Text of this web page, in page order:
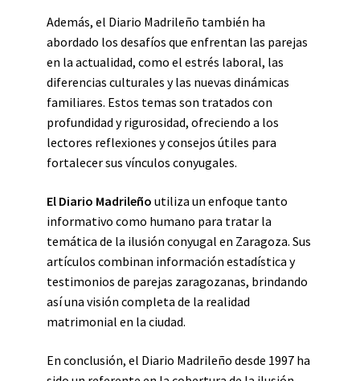
Además, el Diario Madrileño también ha
abordado los desafíos que enfrentan las parejas
en la actualidad, como el estrés laboral, las
diferencias culturales y las nuevas dinámicas
familiares. Estos temas son tratados con
profundidad y rigurosidad, ofreciendo a los
lectores reflexiones y consejos útiles para
fortalecer sus vínculos conyugales.
El Diario Madrileño utiliza un enfoque tanto
informativo como humano para tratar la
temática de la ilusión conyugal en Zaragoza. Sus
artículos combinan información estadística y
testimonios de parejas zaragozanas, brindando
así una visión completa de la realidad
matrimonial en la ciudad.
En conclusión, el Diario Madrileño desde 1997 ha